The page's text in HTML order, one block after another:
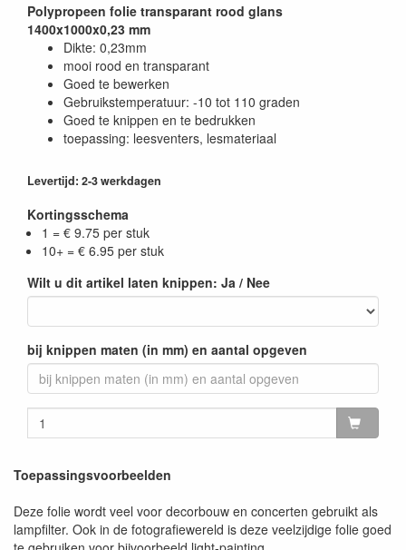
Polypropeen folie transparant rood glans
1400x1000x0,23 mm
Dikte: 0,23mm
mooi rood en transparant
Goed te bewerken
Gebruikstemperatuur: -10 tot 110 graden
Goed te knippen en te bedrukken
toepassing: leesventers, lesmateriaal
Levertijd: 2-3 werkdagen
Kortingsschema
1 = € 9.75 per stuk
10+ = € 6.95 per stuk
Wilt u dit artikel laten knippen: Ja / Nee
bij knippen maten (in mm) en aantal opgeven
Toepassingsvoorbeelden
Deze folie wordt veel voor decorbouw en concerten gebruikt als
lampfilter. Ook in de fotografiewereld is deze veelzijdige folie goed